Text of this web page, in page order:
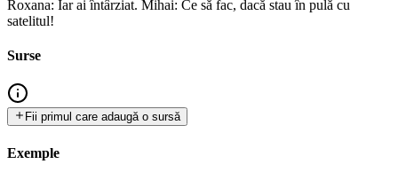
Roxana: Iar ai întârziat. Mihai: Ce să fac, dacă stau în pulă cu
satelitul!
Surse
Fii primul care adaugă o sursă
Exemple